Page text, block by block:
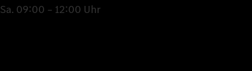
Sa. 09:00 – 12:00 Uhr